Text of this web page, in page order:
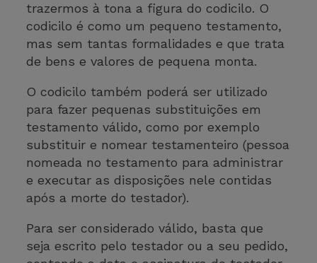
trazermos à tona a figura do codicilo. O
codicilo é como um pequeno testamento,
mas sem tantas formalidades e que trata
de bens e valores de pequena monta.
O codicilo também poderá ser utilizado
para fazer pequenas substituições em
testamento válido, como por exemplo
substituir e nomear testamenteiro (pessoa
nomeada no testamento para administrar
e executar as disposições nele contidas
após a morte do testador).
Para ser considerado válido, basta que
seja escrito pelo testador ou a seu pedido,